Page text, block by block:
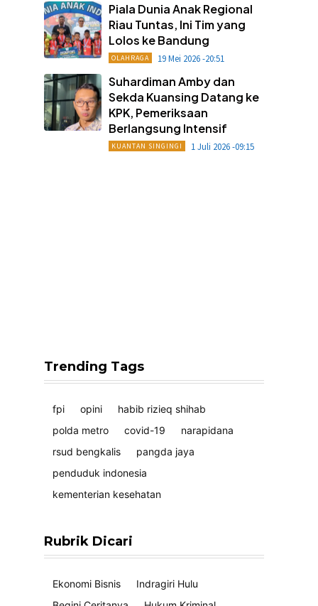
Piala Dunia Anak Regional
Riau Tuntas, Ini Tim yang
Lolos ke Bandung
OLAHRAGA 19 Mei 2026 -20:51
Suhardiman Amby dan
Sekda Kuansing Datang ke
KPK, Pemeriksaan
Berlangsung Intensif
KUANTAN SINGINGI 1 Juli 2026 -09:15
Trending Tags
fpi opini
habib rizieq shihab
polda metro
covid-19
narapidana
rsud bengkalis
pangda jaya
penduduk indonesia
kementerian kesehatan
Rubrik Dicari
Ekonomi Bisnis
Indragiri Hulu